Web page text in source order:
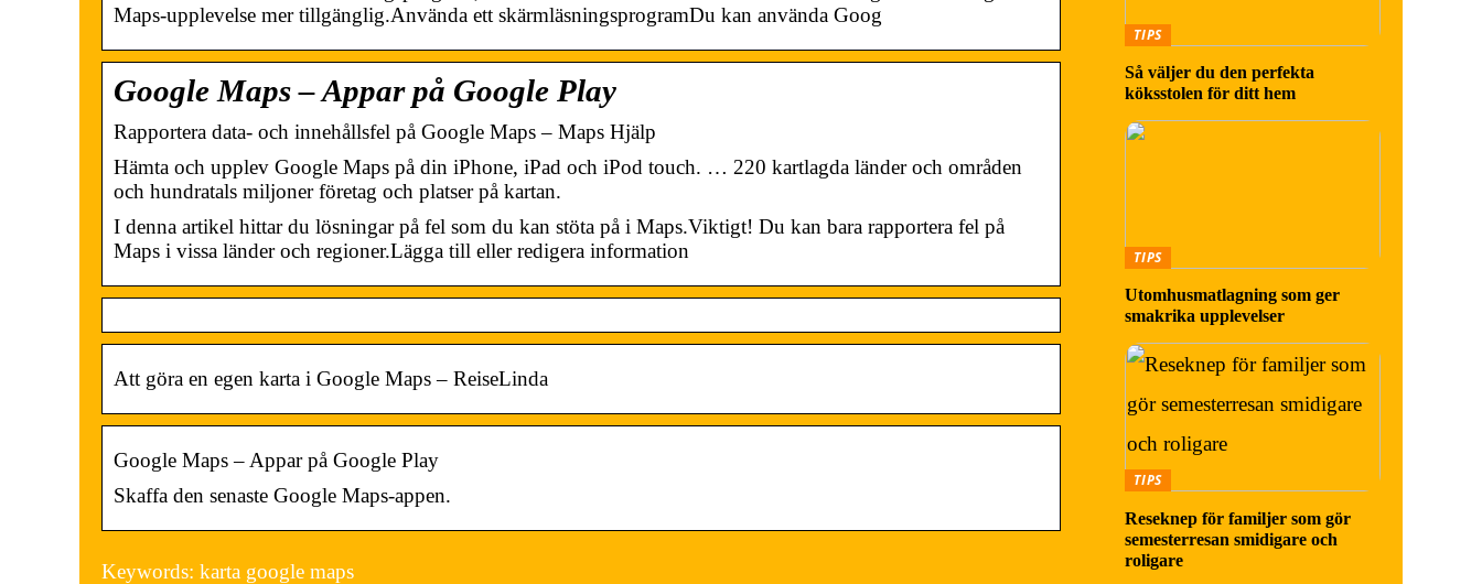
Maps-upplevelse mer tillgänglig.Använda ett skärmläsningsprogramDu kan använda Goog
Google Maps – Appar på Google Play
Rapportera data- och innehållsfel på Google Maps – Maps Hjälp
Hämta och upplev Google Maps på din iPhone, iPad och iPod touch. … 220 kartlagda länder och områden
och hundratals miljoner företag och platser på kartan.
I denna artikel hittar du lösningar på fel som du kan stöta på i Maps.Viktigt! Du kan bara rapportera fel på
Maps i vissa länder och regioner.Lägga till eller redigera information
Att göra en egen karta i Google Maps – ReiseLinda
Google Maps – Appar på Google Play
Skaffa den senaste Google Maps-appen.
Keywords: karta google maps
TIPS
Så väljer du den perfekta
köksstolen för ditt hem
TIPS
Utomhusmatlagning som ger
smakrika upplevelser
TIPS
Reseknep för familjer som gör
semesterresan smidigare och
roligare